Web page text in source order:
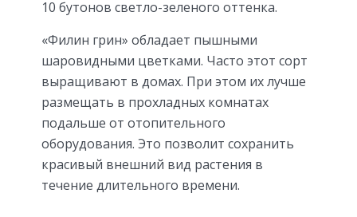
10 бутонов светло-зеленого оттенка.
«Филин грин» обладает пышными
шаровидными цветками. Часто этот сорт
выращивают в домах. При этом их лучше
размещать в прохладных комнатах
подальше от отопительного
оборудования. Это позволит сохранить
красивый внешний вид растения в
течение длительного времени.